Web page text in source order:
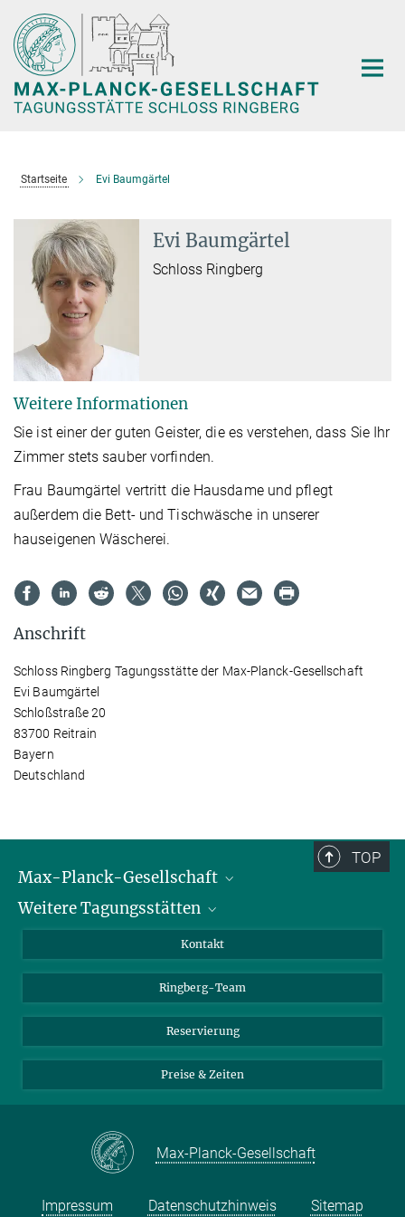
Hauptinhalt
Startseite Evi Baumgärtel
Evi Baumgärtel
Schloss Ringberg
Weitere Informationen
Sie ist einer der guten Geister, die es verstehen, dass Sie Ihr
Zimmer stets sauber vorfinden.
Frau Baumgärtel vertritt die Hausdame und pflegt
außerdem die Bett- und Tischwäsche in unserer
hauseigenen Wäscherei.
Anschrift
Schloss Ringberg Tagungsstätte der Max-Planck-Gesellschaft
Evi Baumgärtel
Schloßstraße 20
83700 Reitrain
Bayern
Deutschland
TOP
Max-Planck-Gesellschaft
Karriere bei der MPG
Weitere Tagungsstätten
Max-Planck-Haus Heidelberg
Kontakt
Ringberg-Team
Reservierung
Preise & Zeiten
Max-Planck-Gesellschaft
Impressum Datenschutzhinweis Sitemap